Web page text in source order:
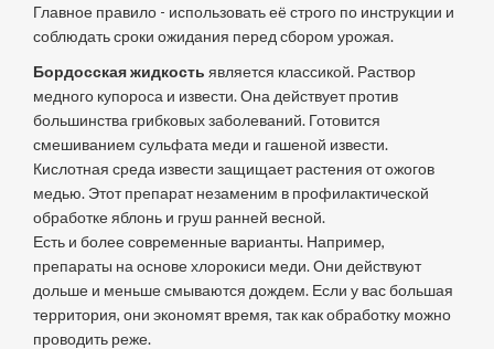
Главное правило - использовать её строго по инструкции и
соблюдать сроки ожидания перед сбором урожая.
Бордосская жидкость является классикой. Раствор
медного купороса и извести. Она действует против
большинства грибковых заболеваний. Готовится
смешиванием сульфата меди и гашеной извести.
Кислотная среда извести защищает растения от ожогов
медью. Этот препарат незаменим в профилактической
обработке яблонь и груш ранней весной.
Есть и более современные варианты. Например,
препараты на основе хлорокиси меди. Они действуют
дольше и меньше смываются дождем. Если у вас большая
территория, они экономят время, так как обработку можно
проводить реже.